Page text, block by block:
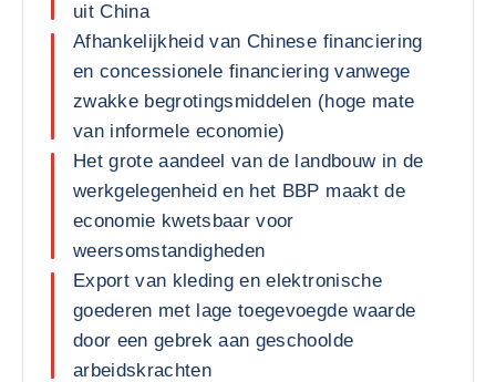
uit China
Afhankelijkheid van Chinese financiering
en concessionele financiering vanwege
zwakke begrotingsmiddelen (hoge mate
van informele economie)
Het grote aandeel van de landbouw in de
werkgelegenheid en het BBP maakt de
economie kwetsbaar voor
weersomstandigheden
Export van kleding en elektronische
goederen met lage toegevoegde waarde
door een gebrek aan geschoolde
arbeidskrachten